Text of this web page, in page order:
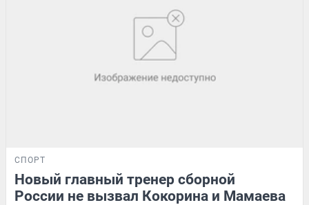
СПОРТ
Новый главный тренер сборной
России не вызвал Кокорина и Мамаева